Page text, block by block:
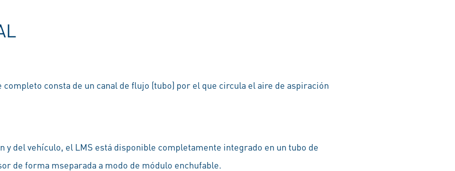
completo consta de un canal de flujo (tubo) por el que circula el aire de aspiración
y del vehículo, el LMS está disponible completamente integrado en un tubo de
de forma mseparada a modo de módulo enchufable.